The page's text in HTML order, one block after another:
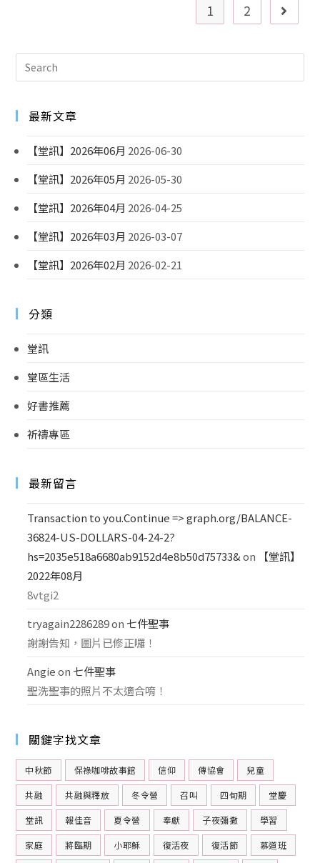
1 2
最新文章
【堂訊】2026年06月 2026-06-30
【堂訊】2026年05月 2026-05-30
【堂訊】2026年04月 2026-04-25
【堂訊】2026年03月 2026-03-07
【堂訊】2026年02月 2026-02-21
分類
堂訊
堂區生活
好書推薦
祈禱專區
最新留言
Transaction to you.Continue => graph.org/BALANCE-
36824-US-DOLLARS-04-24-2?
hs=2035e518a6680ab9152d4e8b50d75733&on
【堂訊】
2022年08月
8vtgi2
tryagain2286289on 七件聖事
謝謝告知，圖片已修正囉！
Angie on 七件聖事
聖洗聖事的照片不太適合唷！
關鍵字找文章
中秋節 保祿咖啡故事館 信仰 傳協會 兒童
共融 共融與釋放 冬令營 召叫 四旬期 堂慶
堂訊 報佳音 夏令營 奉獻 子夜彌撒 學習
家庭 將臨期 小耶穌 復活夜 復活節 慕道班